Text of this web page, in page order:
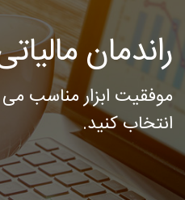
مرکز
فوق
راندمان
موفقیت ابزار مناسب می
انتخاب کنید.